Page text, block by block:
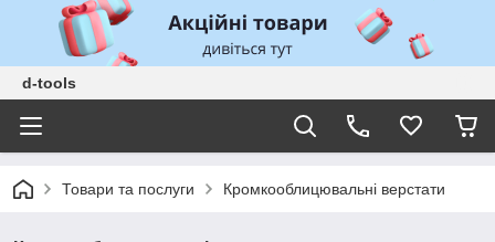
d-tools
Товари та послуги Кромкооблицювальні верстати